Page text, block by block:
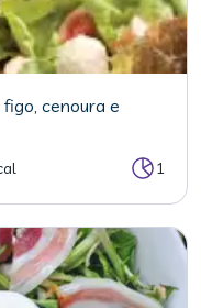
cenoura e
1